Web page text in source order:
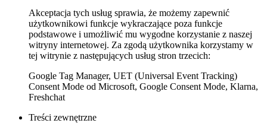
Akceptacja tych usług sprawia, że możemy zapewnić
użytkownikowi funkcje wykraczające poza funkcje
podstawowe i umożliwić mu wygodne korzystanie z naszej
witryny internetowej. Za zgodą użytkownika korzystamy w
tej witrynie z następujących usług stron trzecich:
Google Tag Manager, UET (Universal Event Tracking)
Consent Mode od Microsoft, Google Consent Mode, Klarna,
Freshchat
Treści zewnętrzne